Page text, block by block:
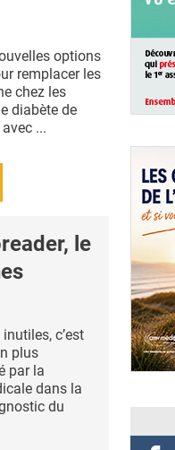
options
remplacer les
chez les
diabète de
...
le
c’est
plus
par la
dans la
du